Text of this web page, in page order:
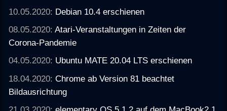
10.05.2020: Debian 10.4 erschienen
08.05.2020:Atari-Veranstaltungen in Zeiten der
Corona-Pandemie
04.05.2020: Ubuntu MATE 20.04 LTS erschienen
18.04.2020:Chrome ab Version 81 beachtet
Bildausrichtung